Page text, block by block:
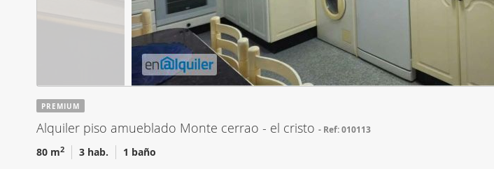
de redes sociales y analizar el tráfico. Además, compartimos
sitio web con nuestros partners de redes sociales, publicidad y
combinarla con otra información que les haya proporcionado o
que haya hecho de sus servicios.
n
d
e
c
e
PREMIUM
Alquiler piso amueblado Monte cerrao - el cristo Ref: 010113
80 m2 3 hab.
1 baño